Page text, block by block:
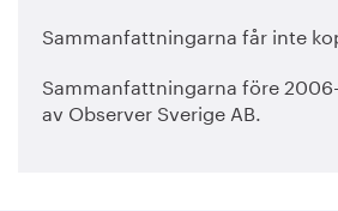
Sammanfattningarna får inte
Sammanfattningarna före
av Observer Sverige AB.